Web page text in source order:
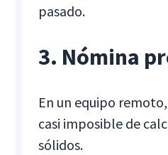
pasado.
3. Nómina
En un equipo
casi imposible de
sólidos.